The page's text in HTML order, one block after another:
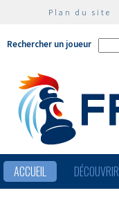
Plan du site
Rechercher un joueur
ACCUEIL DÉCOUVRIR